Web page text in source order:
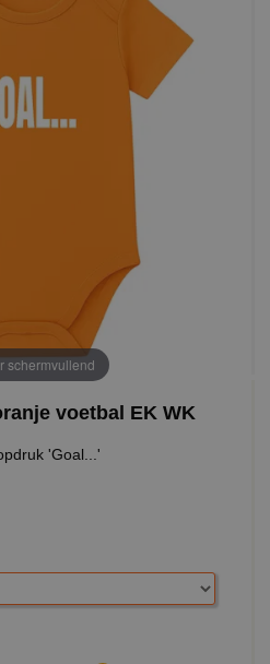
schermvullend
voetbal EK WK
'Goal...'